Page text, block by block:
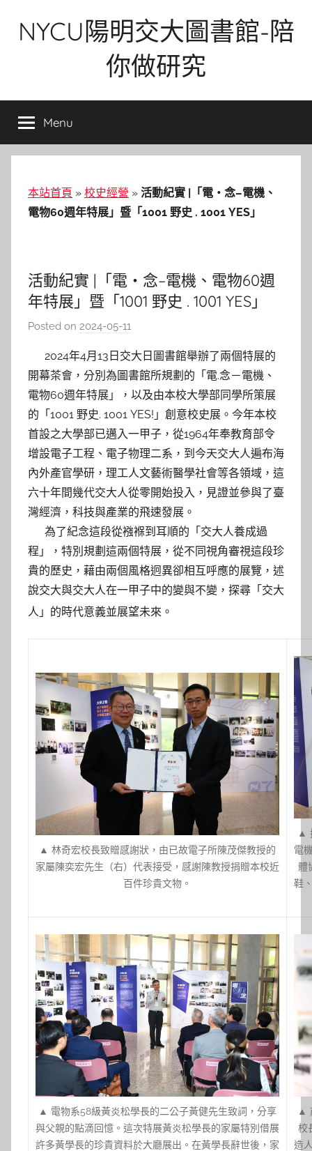
NYCU陽明交大圖書館-陪
你做研究
Menu
本站首頁 » 校史經營 » 活動紀實 |「電‧念–電機、
電物60週年特展」暨「1001 野史 . 1001 YES」
活動紀實 |「電‧念–電機、電物60週
年特展」暨「1001 野史 . 1001 YES」
Posted on 2024-05-11
林
玉
2024年4月13日交大日圖書館舉辦了兩個特展的
開幕茶會，分別為圖書館所規劃的「電.念－電機、
電物60週年特展」，以及由本校大學部同學所策展
的「1001 野史. 1001 YES!」創意校史展。今年本校
首設之大學部已邁入一甲子，從1964年奉教育部令
增設電子工程、電子物理二系，到今天交大人遍布海
內外產官學研，理工人文藝術醫學社會等各領域，這
六十年間幾代交大人從零開始投入，見證並參與了臺
灣經濟，科技與產業的飛速發展。
為了紀念這段從襁褓到耳順的「交大人養成過
程」，特別規劃這兩個特展，從不同視角審視這段珍
貴的歷史，藉由兩個風格迥異卻相互呼應的展覽，述
說交大與交大人在一甲子中的變與不變，探尋「交大
人」的時代意義並展望未來。
▲ 林奇宏校長致贈感謝狀，由已故電子所陳茂傑教授的
家屬陳奕宏先生（右）代表接受，感謝陳教授捐贈本校近
百件珍貴文物。
▲
電
體
鞋
▲ 電物系58級黃炎松學長的二公子黃健先生致詞，分享
與父親的點滴回憶。這次特展黃炎松學長的家屬特別借展
許多黃學長的珍貴資料於大廳展出。在黃學長辭世後，家
▲
校
造